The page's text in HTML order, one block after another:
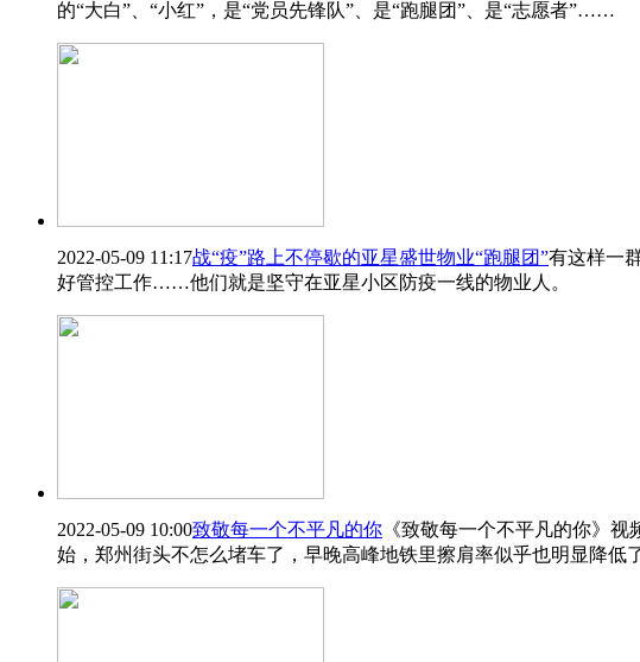
的“大白”、“小红”，是“党员先锋队”、是“跑腿团”、是“志愿者”……
2022-05-09 11:17战“疫”路上不停歇的亚星盛世物业“跑腿团”有这样一
好管控工作……他们就是坚守在亚星小区防疫一线的物业人。
2022-05-09 10:00致敬每一个不平凡的你 《致敬每一个不平凡的你》视
始，郑州街头不怎么堵车了，早晚高峰地铁里擦肩率似乎也明显降